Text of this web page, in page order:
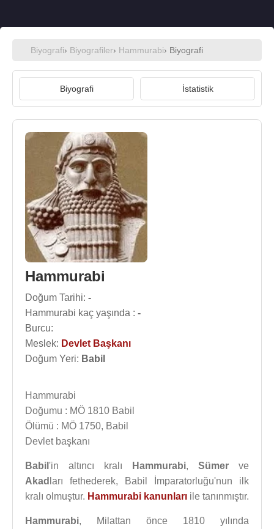
Biyografi› Biyografiler› Hammurabi› Biyografi
Biyografi İstatistik
Hammurabi
Doğum Tarihi: -
Hammurabi kaç yaşında : -
Burcu:
Meslek: Devlet Başkanı
Doğum Yeri: Babil
Hammurabi
Doğumu : MÖ 1810 Babil
Ölümü : MÖ 1750, Babil
Devlet başkanı
Babil 'in altıncı kralı Hammurabi, Sümer ve
Akad ları fethederek, Babil İmparatorluğu'nun ilk
kralı olmuştur. Hammurabi kanunları ile tanınmıştır.
Hammurabi, Milattan önce 1810 yılında